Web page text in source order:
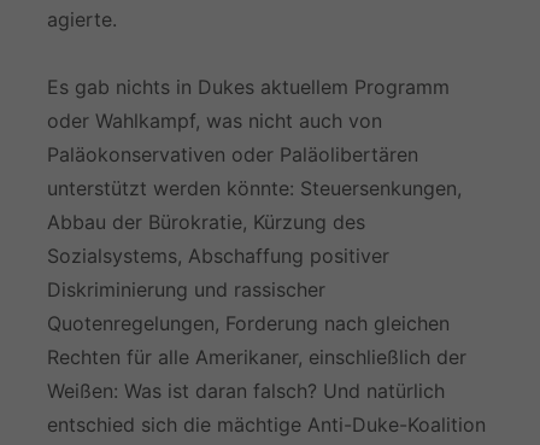
agierte.
Es gab nichts in Dukes aktuellem Programm
oder Wahlkampf, was nicht auch von
Paläokonservativen oder Paläolibertären
unterstützt werden könnte: Steuersenkungen,
Abbau der Bürokratie, Kürzung des
Sozialsystems, Abschaffung positiver
Diskriminierung und rassischer
Quotenregelungen, Forderung nach gleichen
Rechten für alle Amerikaner, einschließlich der
Weißen: Was ist daran falsch? Und natürlich
entschied sich die mächtige Anti-Duke-Koalition